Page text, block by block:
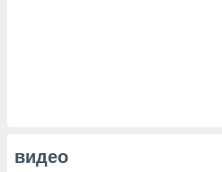
видео